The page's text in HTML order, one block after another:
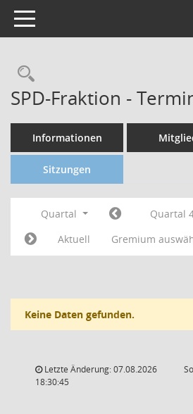
Toggle navigation
SPD-Fraktion -
Informationen
Sitzungen
Quartal Quartal
Aktuell
Gremium
Keine Daten gefunden.
Letzte Änderung: 07.08.2026
18:30:45